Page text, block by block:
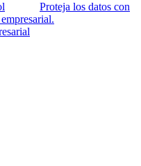
Proteja los datos con